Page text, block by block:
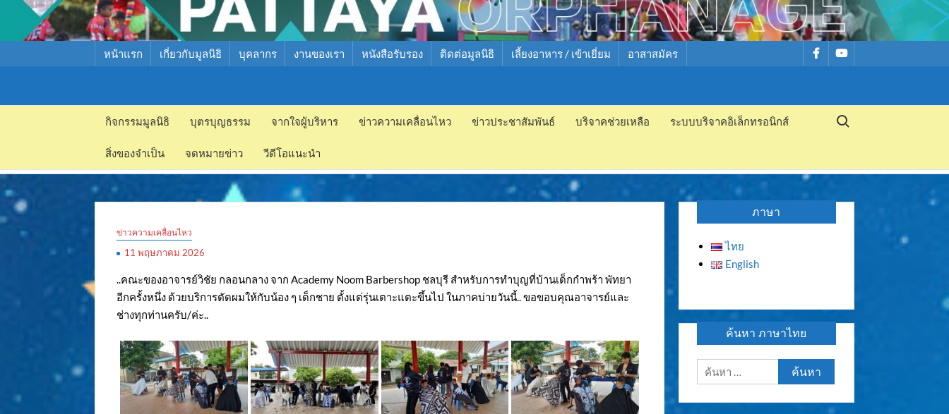
หน้าแรก เกี่ยวกับมูลนิธิ บุคลากร งานของเรา หนังสือรับรอง ติดต่อมูลนิธิ เลี้ยงอาหาร / เข้าเยี่ยม อาสาสมัคร รายการรายการ
มูลนิธิ
สงเคราะห์
เด็ก พัทยา
กิจกรรมมูลนิธิ บุตรบุญธรรม จากใจผู้บริหาร ข่าวความเคลื่อนไหว ข่าวประชาสัมพันธ์ บริจาคช่วยเหลือ ระบบบริจาคอิเล็กทรอนิกส์
สิ่งของจำเป็น จดหมายข่าว วีดีโอแนะนำ
Search for:
ข่าวความเคลื่อนไหว
11 พฤษภาคม 2026
..คณะของอาจารย์วิชัย กลอนกลาง จาก Academy Noom Barbershop ชลบุรี สำหรับการทำบุญที่บ้านเด็กกำพร้า พัทยา
อีกครั้งหนึ่ง ด้วยบริการตัดผมให้กับน้อง ๆ เด็กชาย ตั้งแต่รุ่นเตาะแตะขึ้นไป ในภาคบ่ายวันนี้.. ขอขอบคุณอาจารย์และ
ช่างทุกท่านครับ/ค่ะ..
ภาษา
ไทย
English
ค้นหา ภาษาไทย
ค้นหา
สำหรับ: